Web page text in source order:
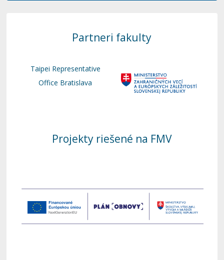
Partneri fakulty
Taipei Representative
Office Bratislava
Projekty riešené na FMV